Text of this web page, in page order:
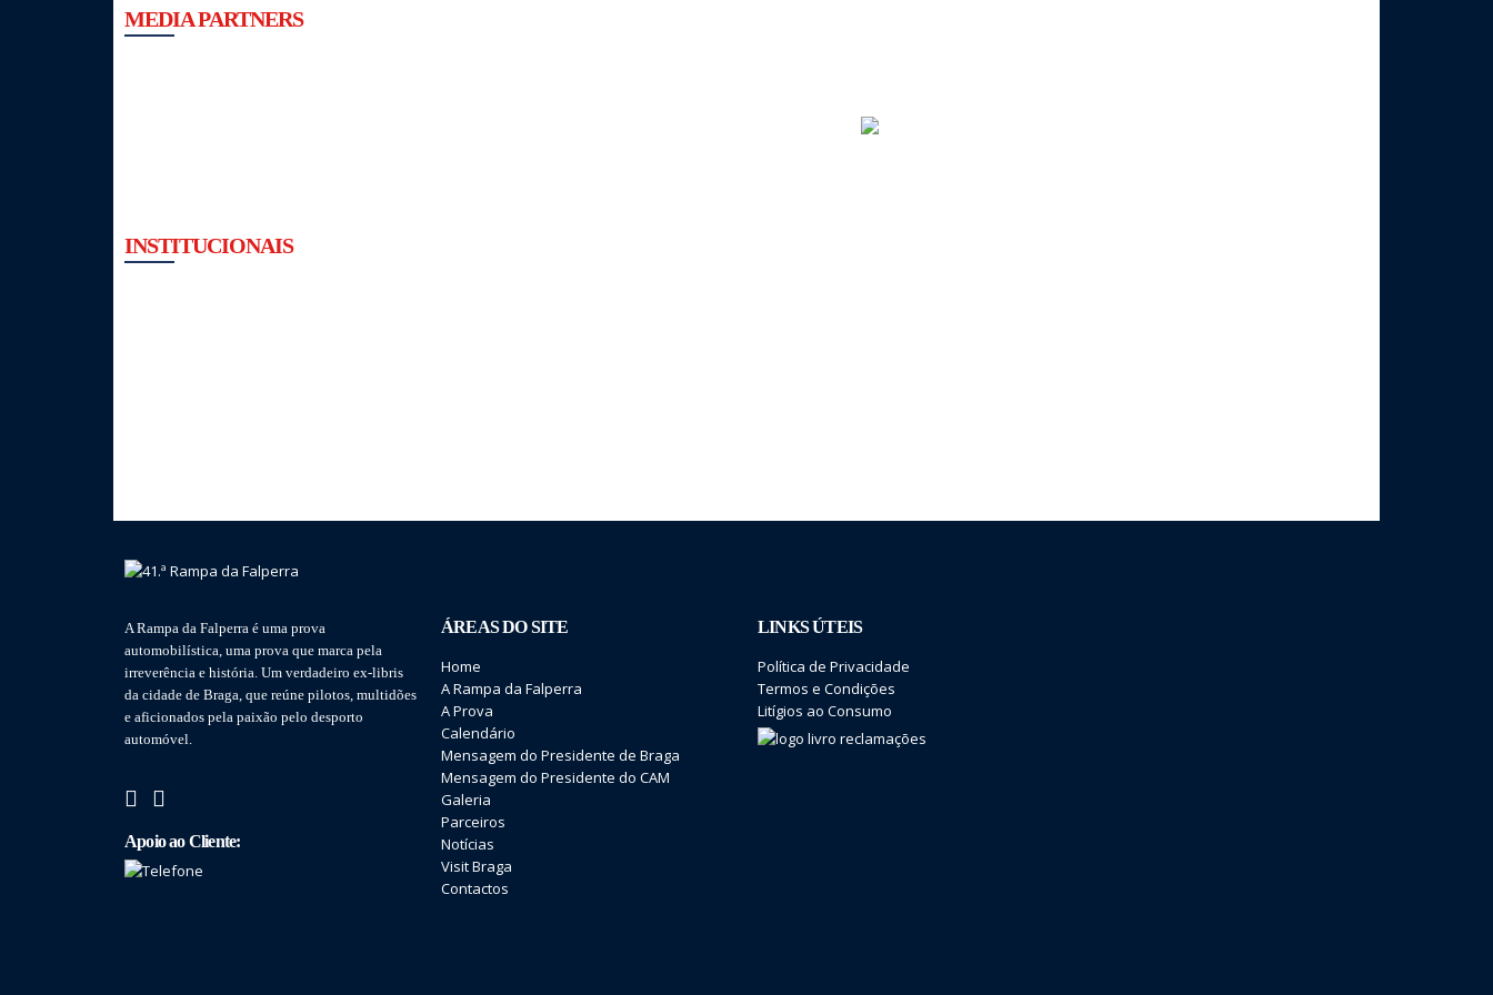
MEDIA PARTNERS
INSTITUCIONAIS
A Rampa da Falperra é uma prova
automobilística, uma prova que marca pela
irreverência e história. Um verdadeiro ex-libris
da cidade de Braga, que reúne pilotos, multidões
e aficionados pela paixão pelo desporto
automóvel.
Apoio ao Cliente:
ÁREAS DO SITE
Home
A Rampa da Falperra
A Prova
Calendário
Mensagem do Presidente de Braga
Mensagem do Presidente do CAM
Galeria
Parceiros
Notícias
Visit Braga
Contactos
LINKS ÚTEIS
Política de Privacidade
Termos e Condições
Litígios ao Consumo